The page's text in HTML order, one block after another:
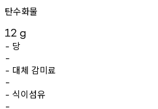
탄수화물
12 g
- 당
-
- 대체 감미료
-
- 식이섬유
-